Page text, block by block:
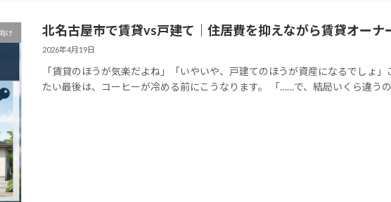
け 北名古屋市で賃貸vs戸建て｜住居費を抑えながら賃貸オーナ
2026年4月19日
「賃貸のほうが気楽だよね」「いやいや、戸建てのほうが資産になるでしょ
たい最後は、コーヒーが冷める前にこうなります。 「……で、結局いくら違う